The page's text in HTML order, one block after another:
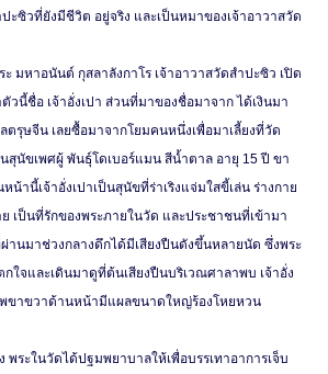
ะซิวที่ยังมีชีวิต อยู่จริง และเป็นหมาของเจ้าอาวาสวัด
ระ มหาอนันต์ กุสลาลังกาโร เจ้าอาวาสวัดสำปะซิว เปิด
วนี้ชื่อ เจ้าอั่งเปา ส่วนที่มาของชื่อมาจาก ได้เงินมา
ตรุษจีน เลยซื้อมาจากโยมคนหนึ่งเพื่อมาเลี้ยงที่วัด
นสุนัขเพศผู้ พันธุ์โดเบอร์แมน สีน้ำตาล อายุ 15 ปี ขา
านี้เจ้าอั่งเปาเป็นสุนัขที่ร่าเริงแจ่มใสขี้เล่น ร่างกาย
เป็นที่รักของพระภายในวัด และประชาชนที่เข้ามา
านมาช่วงกลางดึกได้มีเสียงปืนดังขึ้นหลายนัด ซึ่งพระ
ใจและเดินมาดูที่ต้นเสียงปืนบริเวณศาลาพบ เจ้าอั่ง
พขาขวาด้านหน้ามีแผลขนาดใหญ่ร้องโหยหวน
ง พระในวัดได้ปฐมพยาบาลให้เพื่อบรรเทาอาการเจ็บ